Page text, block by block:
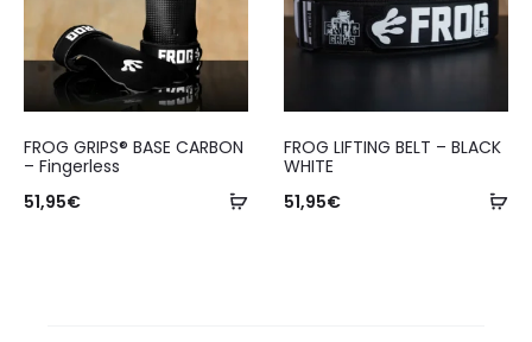
FROG GRIPS® BASE CARBON
– Fingerless
51,95€
FROG LIFTING BELT – BLACK
WHITE
51,95€